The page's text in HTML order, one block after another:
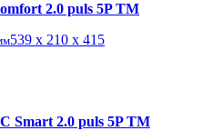
2.0 puls 5P TM
539 x 210 x 415
Smart 2.0 puls 5P TM